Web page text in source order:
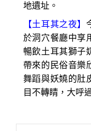
地遺址。
【土耳其之夜】
於洞穴餐廳中享
暢飲土耳其獅子
帶來的民俗音樂
舞蹈與妖嬈的肚
目不轉睛，大呼